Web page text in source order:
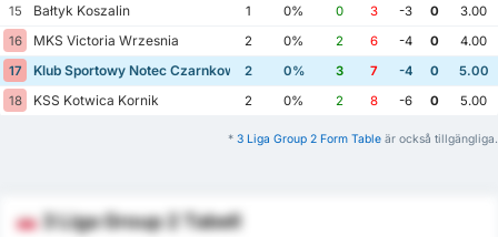
15
Bałtyk Koszalin 1 0% 0 3 -3 0
3.00
16
MKS Victoria Wrzesnia 2 0% 2 6 -4 0
4.00
17
Klub Sportowy Notec Czarnkow 2 0% 3 7 -4 0
5.00
18
KSS Kotwica Kornik 2 0% 2 8 -6 0 5.00
* 3 Liga Group 2 Form Table är också tillgängliga.
3 Liga Group 2 Tabell